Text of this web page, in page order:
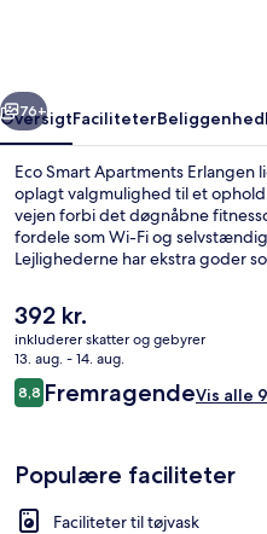
Næste
76+
OversigtFaciliteterBeliggenhed
Eco Smart Apartments
oplagt valgmulighed til et
vejen forbi det døgnåbne
fordele som Wi-Fi og
Lejlighederne har ekstra goder
Den
nuværende
pris
er
392 kr.
392 kr.
inkluderer skatter og gebyrer
13. aug. - 14. aug.
Anmeldelser
8,88,8 ud af 10.
FremragendeVis alle
Populære faciliteter
Faciliteter til tøjvask